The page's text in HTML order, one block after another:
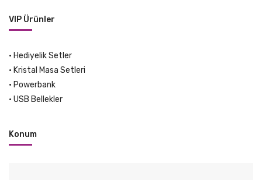
VIP Ürünler
• Hediyelik Setler
• Kristal Masa Setleri
• Powerbank
• USB Bellekler
Konum